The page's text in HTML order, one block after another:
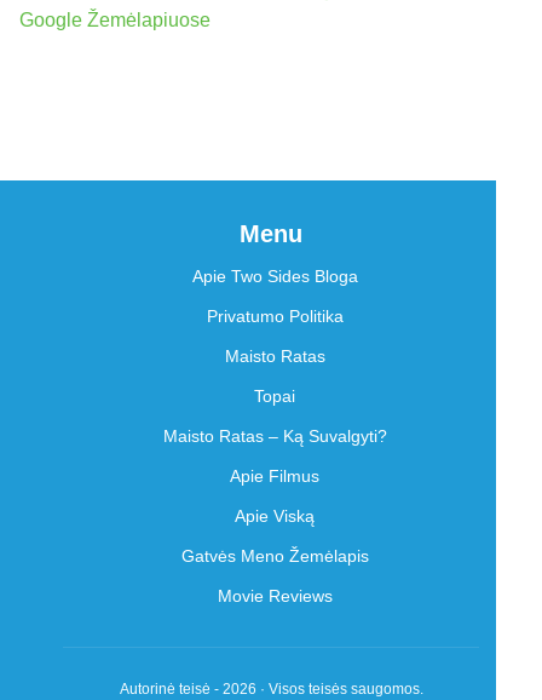
Google Žemėlapiuose
Menu
Apie Two Sides Bloga
Privatumo Politika
Maisto Ratas
Topai
Maisto Ratas – Ką Suvalgyti?
Apie Filmus
Apie Viską
Gatvės Meno Žemėlapis
Movie Reviews
Autorinė teisė - 2026 · Visos teisės saugomos.